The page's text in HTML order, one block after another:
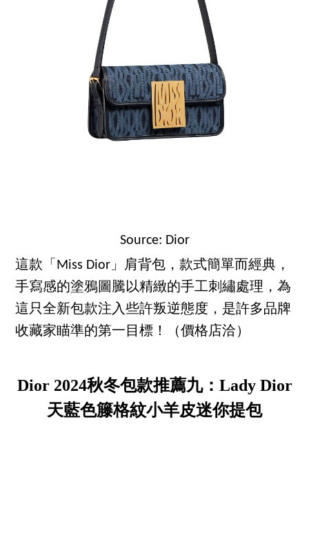
Source: Dior
這款「Miss Dior」肩背包，款式簡單而經典，
手寫感的塗鴉圖騰以精緻的手工刺繡處理，為
這只全新包款注入些許叛逆態度，是許多品牌
收藏家瞄準的第一目標！（價格店洽）
Dior 2024秋冬包款推薦九：Lady Dior
天藍色籐格紋小羊皮迷你提包